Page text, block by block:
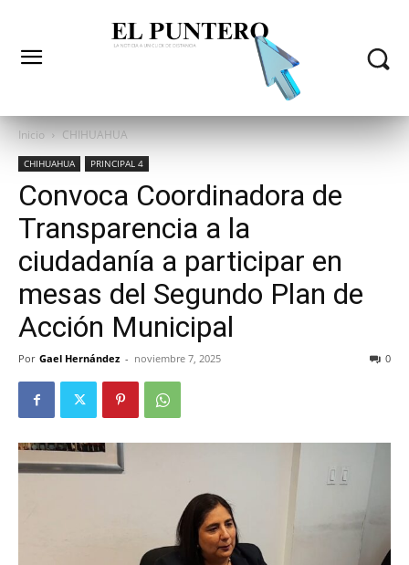
Inicio CHIHUAHUA
CHIHUAHUA PRINCIPAL 4
Convoca Coordinadora de
Transparencia a la
ciudadanía a participar en
mesas del Segundo Plan de
Acción Municipal
Por Gael Hernández - noviembre 7, 2025 0